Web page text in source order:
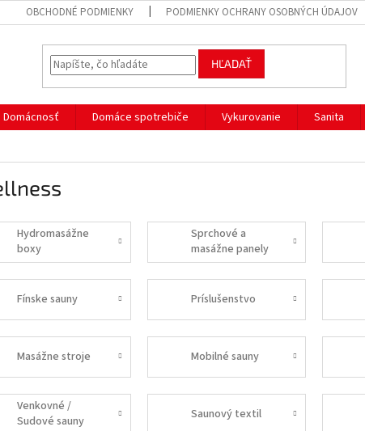
OBCHODNÉ PODMIENKY PODMIENKY OCHRANY OSOBNÝCH ÚDAJOV
HĽADAŤ
Domácnosť Domáce spotrebiče Vykurovanie Sanita
Hydromasážne
boxy
Sprchové a
masážne panely
Fínske sauny Príslušenstvo
Masážne stroje Mobilné sauny
Venkovné /
Sudové sauny
Saunový textil